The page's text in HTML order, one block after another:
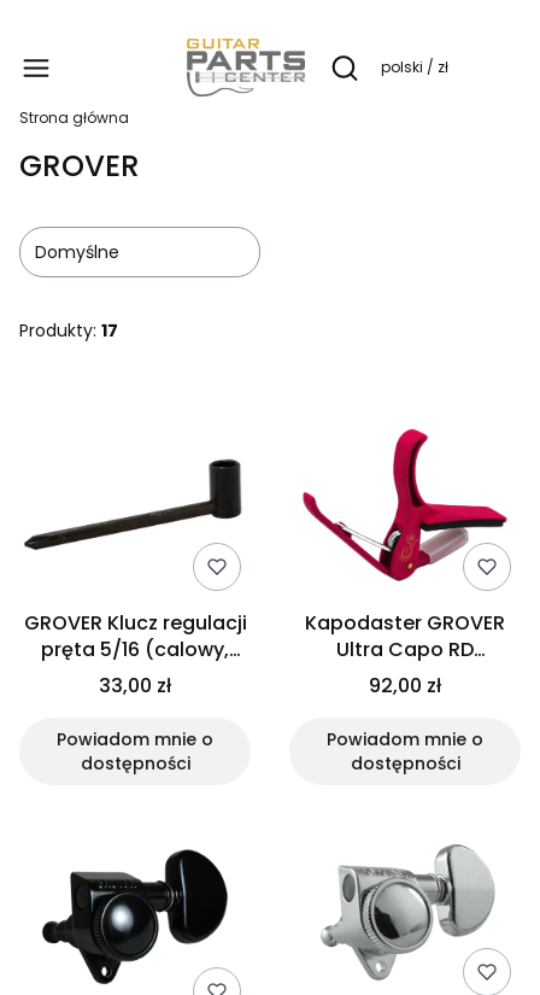
Otwórz wyszukiwarkę
polski / zł
Strona główna
GROVER
Domyślne
Produkty: 17
GROVER Klucz regulacji
pręta 5/16 (calowy,
Gibson)
33,00 zł
Powiadom mnie o
dostępności
Kapodaster GROVER
Ultra Capo RD
(akustyk/elektryk)
92,00 zł
Powiadom mnie o
dostępności